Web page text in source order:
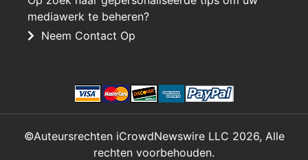
mediawerk te beheren?
Neem Contact Op
©Auteursrechten iCrowdNewswire LLC 2026, Alle
rechten voorbehouden.